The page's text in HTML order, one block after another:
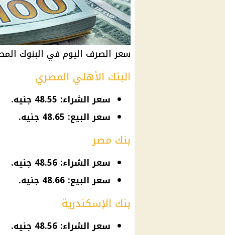
سعر الصرف اليوم في البنوك
البنك الأهلي المصري
سعر الشراء: 48.55 جنيه.
سعر البيع: 48.65 جنيه.
بنك مصر
سعر الشراء: 48.56 جنيه.
سعر البيع: 48.66 جنيه.
بنك الإسكندرية
سعر الشراء: 48.56 جنيه.